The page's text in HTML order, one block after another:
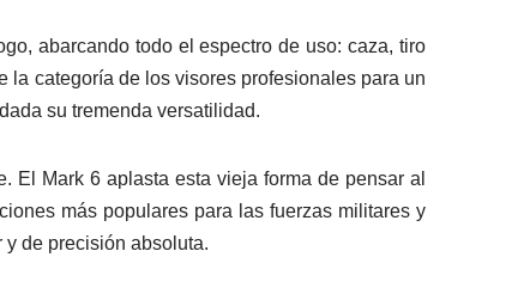
abarcando todo el espectro de uso: caza, tiro
la categoría de los visores profesionales para un
su tremenda versatilidad.
El Mark 6 aplasta esta vieja forma de pensar al
más populares para las fuerzas militares y
de precisión absoluta.